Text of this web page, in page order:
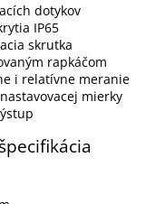
dotykov
IP65
skrutka
rapkáčom
i relatívne meranie
mierky